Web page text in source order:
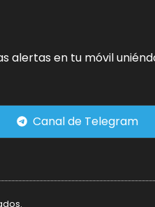
alertas en tu móvil
Canal de Telegram